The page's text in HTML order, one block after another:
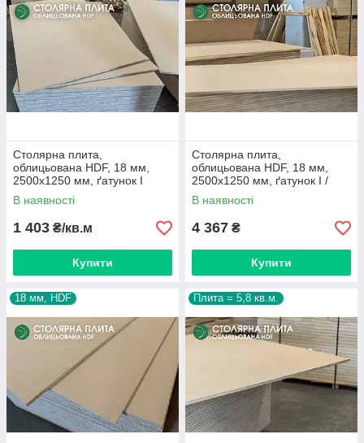
Столярна плита,
облицьована HDF, 18 мм,
2500х1250 мм, ґатунок I
В наявності
1 403 ₴/кв.м
Купити
Столярна плита,
облицьована HDF, 18 мм,
2500х1250 мм, ґатунок I /
3,125 кв.м.
В наявності
4 367 ₴
Купити
18 мм, HDF Плита = 5,8 кв.м.